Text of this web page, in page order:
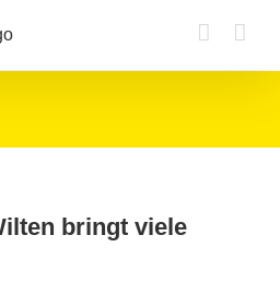
bringt viele